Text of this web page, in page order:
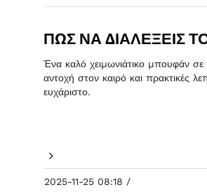
ΠΏΣ ΝΑ ΔΙΑΛΈΞΕΙΣ
Ένα καλό χειμωνιάτικο μπουφάν
αντοχή στον καιρό και πρακτικές
ευχάριστο.
2025-11-25 08:18 /